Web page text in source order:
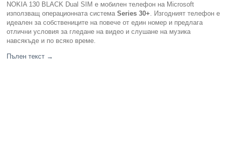
NOKIA 130 BLACK Dual SIM e мобилен телефон на Microsoft
използващ операционната системаSeries 30+. Изгодният телефон е
идеален за собствениците на повече от един номер и предлага
отлични условия за гледане на видео и слушане на музика
навсякъде и по всяко време.
Пълен текст →